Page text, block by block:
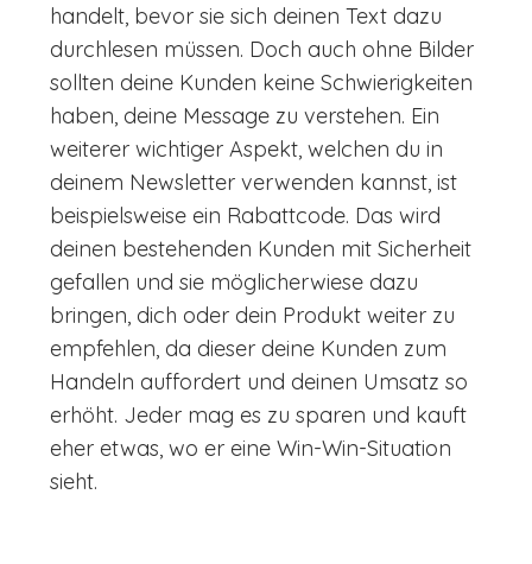
handelt, bevor sie sich deinen Text dazu
durchlesen müssen. Doch auch ohne Bilder
sollten deine Kunden keine Schwierigkeiten
haben, deine Message zu verstehen. Ein
weiterer wichtiger Aspekt, welchen du in
deinem Newsletter verwenden kannst, ist
beispielsweise ein Rabattcode. Das wird
deinen bestehenden Kunden mit Sicherheit
gefallen und sie möglicherwiese dazu
bringen, dich oder dein Produkt weiter zu
empfehlen, da dieser deine Kunden zum
Handeln auffordert und deinen Umsatz so
erhöht. Jeder mag es zu sparen und kauft
eher etwas, wo er eine Win-Win-Situation
sieht.